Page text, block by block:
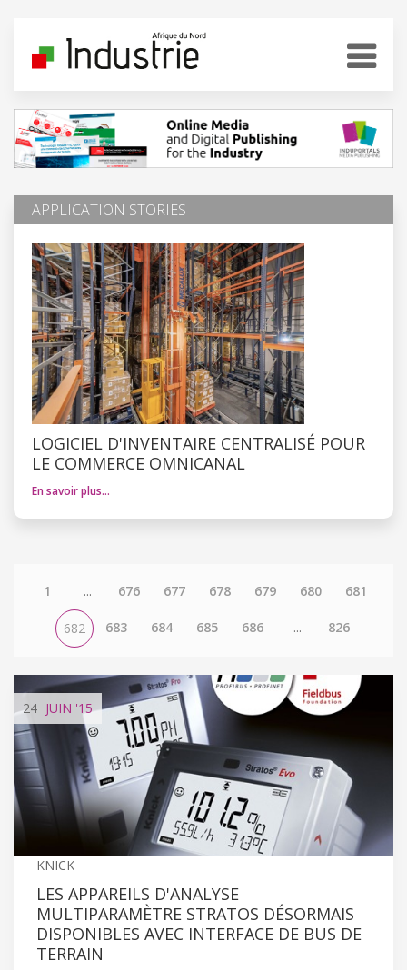
APPLICATION STORIES
LOGICIEL D'INVENTAIRE CENTRALISÉ POUR
LE COMMERCE OMNICANAL
En savoir plus…
1 ... 676 677 678 679 680 681
682 683 684 685 686 ... 826
24 JUIN '15
KNICK
LES APPAREILS D'ANALYSE
MULTIPARAMÈTRE STRATOS DÉSORMAIS
DISPONIBLES AVEC INTERFACE DE BUS DE
TERRAIN